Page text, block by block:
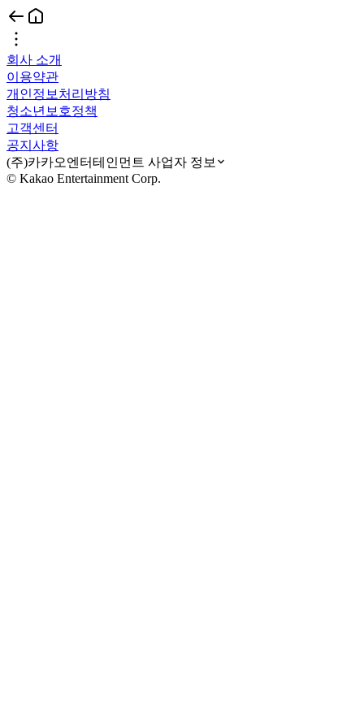
회사 소개
이용약관
개인정보처리방침
청소년보호정책
고객센터
공지사항
(주)카카오엔터테인먼트 사업자 정보
© Kakao Entertainment Corp.